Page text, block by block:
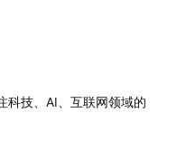
科技、AI、互联网领域的